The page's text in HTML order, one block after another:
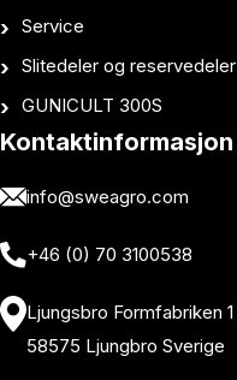
Service
Slitedeler og reservedeler
GUNICULT 300S
Kontaktinformasjon
info@sweagro.com
+46 (0) 70 3100538
Ljungsbro Formfabriken 1
58575 Ljungbro Sverige